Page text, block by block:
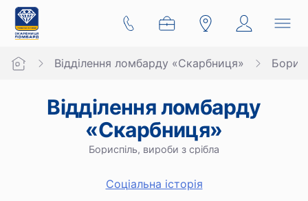
Відділення ломбарду «Скарбниця»
Відділення ломбарду
«Скарбниця»
Бориспіль, вироби з срібла
Cоціальна історія